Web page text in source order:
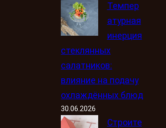
Темпер
атурная
инерция
стеклянных
салатников:
влияние на подачу
охлаждённых блюд
30.06.2026
Строите